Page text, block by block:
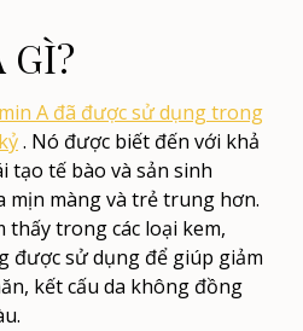
GÌ?
A đã được sử dụng trong
. Nó được biết đến với khả
tế bào và sản sinh
mịn màng và trẻ trung hơn.
trong các loại kem,
được sử dụng để giúp giảm
kết cấu da không đồng